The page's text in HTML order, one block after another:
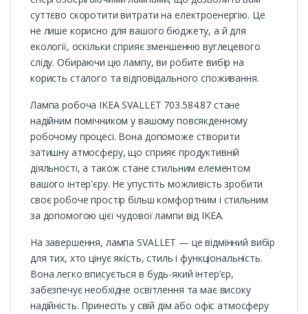
суттєво скоротити витрати на електроенергію. Це
не лише корисно для вашого бюджету, а й для
екології, оскільки сприяє зменшенню вуглецевого
сліду. Обираючи цю лампу, ви робите вибір на
користь сталого та відповідального споживання.
Лампа робоча IKEA SVALLET 703.584.87 стане
надійним помічником у вашому повсякденному
робочому процесі. Вона допоможе створити
затишну атмосферу, що сприяє продуктивній
діяльності, а також стане стильним елементом
вашого інтер'єру. Не упустіть можливість зробити
своє робоче простір більш комфортним і стильним
за допомогою цієї чудової лампи від IKEA.
На завершення, лампа SVALLET — це відмінний вибір
для тих, хто цінує якість, стиль і функціональність.
Вона легко вписується в будь-який інтер'єр,
забезпечує необхідне освітлення та має високу
надійність. Принесіть у свій дім або офіс атмосферу